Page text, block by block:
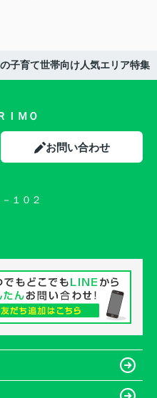
子育て世帯向け人気エリア特集
ＩＭＯ
お問い合わせ
１０２